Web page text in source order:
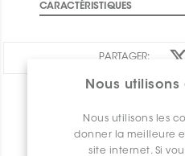
Nous
Nous utilisons les
donner la meilleure
site internet. Si
CARACTÉRISTIQUES
PARTAGER: